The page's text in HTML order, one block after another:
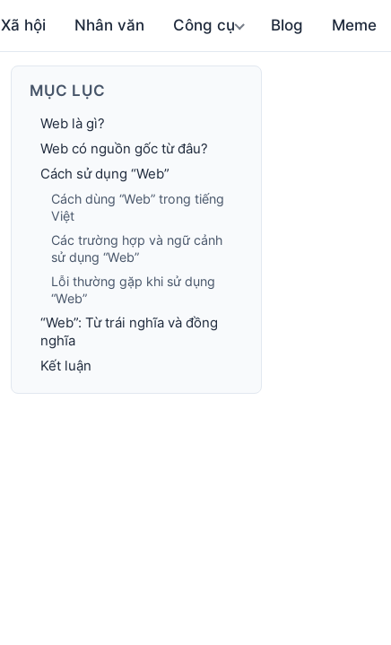
Xã hội Nhân văn Công cụ Blog Meme
MỤC LỤC
Web là gì?
Web có nguồn gốc từ đâu?
Cách sử dụng “Web”
Cách dùng “Web” trong tiếng
Việt
Các trường hợp và ngữ cảnh
sử dụng “Web”
Lỗi thường gặp khi sử dụng
“Web”
“Web”: Từ trái nghĩa và đồng
nghĩa
Kết luận